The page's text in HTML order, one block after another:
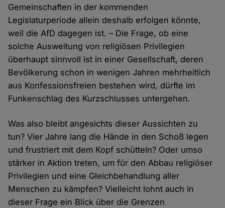
Gemeinschaften in der kommenden
Legislaturperiode allein deshalb erfolgen könnte,
weil die AfD dagegen ist. – Die Frage, ob eine
solche Ausweitung von religiösen Privilegien
überhaupt sinnvoll ist in einer Gesellschaft, deren
Bevölkerung schon in wenigen Jahren mehrheitlich
aus Konfessionsfreien bestehen wird, dürfte im
Funkenschlag des Kurzschlusses untergehen.
Was also bleibt angesichts dieser Aussichten zu
tun? Vier Jahre lang die Hände in den Schoß legen
und frustriert mit dem Kopf schütteln? Oder umso
stärker in Aktion treten, um für den Abbau religiöser
Privilegien und eine Gleichbehandlung aller
Menschen zu kämpfen? Vielleicht lohnt auch in
dieser Frage ein Blick über die Grenzen